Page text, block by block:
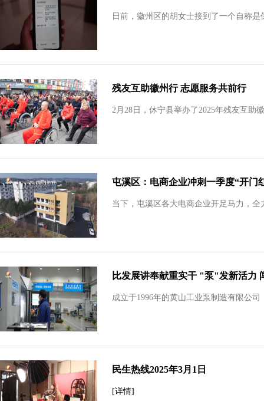
日前，徽州区的胡女士接到了一个自称
残友互助徽州行 志愿服务共前行
2月28日，休宁县举办了2025年残友互助
屯溪区：电商企业冲刺一季度“开门
当下，屯溪区各大电商企业开足马力，全
比发展讲奉献重实干 "泵"发新活力
成立于1996年的黄山工业泵制造有限公
民生热线2025年3月1日
[详情]